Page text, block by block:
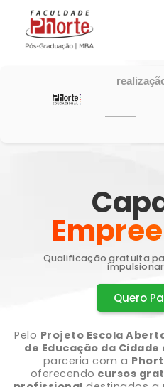
Qualificação gratuita
Quero
Pelo Projeto Escola
de Educação da Cidade
parceria com a
oferecendo cursos